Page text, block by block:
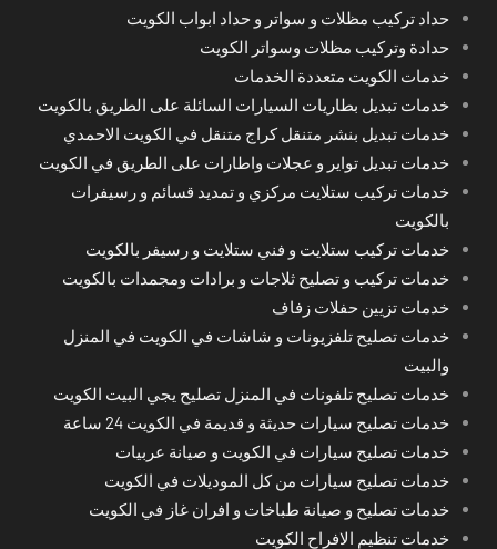
حداد تركيب مظلات و سواتر و حداد ابواب الكويت
حدادة وتركيب مظلات وسواتر الكويت
خدمات الكويت متعددة الخدمات
خدمات تبديل بطاريات السيارات السائلة على الطريق بالكويت
خدمات تبديل بنشر متنقل كراج متنقل في الكويت الاحمدي
خدمات تبديل تواير و عجلات واطارات على الطريق في الكويت
خدمات تركيب ستلايت مركزي و تمديد قسائم و رسيفرات
بالكويت
خدمات تركيب ستلايت و فني ستلايت و رسيفر بالكويت
خدمات تركيب و تصليح ثلاجات و برادات ومجمدات بالكويت
خدمات تزيين حفلات زفاف
خدمات تصليح تلفزيونات و شاشات في الكويت في المنزل
والبيت
خدمات تصليح تلفونات في المنزل تصليح يجي البيت الكويت
خدمات تصليح سيارات حديثة و قديمة في الكويت 24 ساعة
خدمات تصليح سيارات في الكويت و صيانة عربيات
خدمات تصليح سيارات من كل الموديلات في الكويت
خدمات تصليح و صيانة طباخات و افران غاز في الكويت
خدمات تنظيم الافراح الكويت